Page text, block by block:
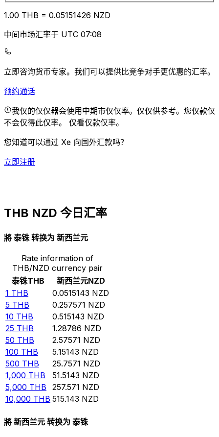
1.00 THB = 0.05151426 NZD
中间市场汇率于 UTC 07:08
立即咨询货币专家。 我们可以提供比竞争对手更优惠的汇率。
预约通话
我仅的仅仅器会使用中期市仅仅率。仅仅供参考。您仅款仅
不会仅得此仅率。 仅看仅款仅率。
您知道可以通过 Xe 向国外汇款吗？
立即注册
THB NZD 今日汇率
將 泰铢 转换为 新西兰元
Rate information of
THB/NZD currency pair
泰铢THB 新西兰元NZD
1 THB 0.0515143 NZD
5 THB 0.257571 NZD
10 THB 0.515143 NZD
25 THB 1.28786 NZD
50 THB 2.57571 NZD
100 THB 5.15143 NZD
500 THB 25.7571 NZD
1,000 THB 51.5143 NZD
5,000 THB 257.571 NZD
10,000 THB 515.143 NZD
將 新西兰元 转换为 泰铢